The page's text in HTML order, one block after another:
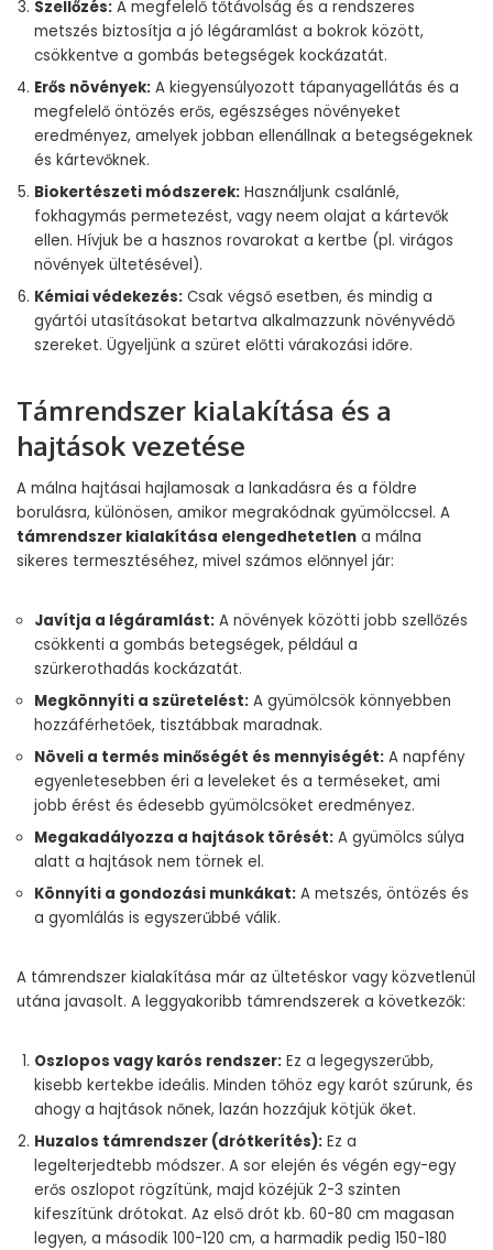
Szellőzés: A megfelelő tőtávolság és a rendszeres
metszés biztosítja a jó légáramlást a bokrok között,
csökkentve a gombás betegségek kockázatát.
Erős növények: A kiegyensúlyozott tápanyagellátás és a
megfelelő öntözés erős, egészséges növényeket
eredményez, amelyek jobban ellenállnak a betegségeknek
és kártevőknek.
Biokertészeti módszerek: Használjunk csalánlé,
fokhagymás permetezést, vagy neem olajat a kártevők
ellen. Hívjuk be a hasznos rovarokat a kertbe (pl. virágos
növények ültetésével).
Kémiai védekezés: Csak végső esetben, és mindig a
gyártói utasításokat betartva alkalmazzunk növényvédő
szereket. Ügyeljünk a szüret előtti várakozási időre.
Támrendszer kialakítása és a
hajtások vezetése
A málna hajtásai hajlamosak a lankadásra és a földre
borulásra, különösen, amikor megrakódnak gyümölccsel. A
támrendszer kialakítása elengedhetetlen a málna
sikeres termesztéséhez, mivel számos előnnyel jár:
Javítja a légáramlást: A növények közötti jobb szellőzés
csökkenti a gombás betegségek, például a
szürkerothadás kockázatát.
Megkönnyíti a szüretelést: A gyümölcsök könnyebben
hozzáférhetőek, tisztábbak maradnak.
Növeli a termés minőségét és mennyiségét: A napfény
egyenletesebben éri a leveleket és a terméseket, ami
jobb érést és édesebb gyümölcsöket eredményez.
Megakadályozza a hajtások törését: A gyümölcs súlya
alatt a hajtások nem törnek el.
Könnyíti a gondozási munkákat: A metszés, öntözés és
a gyomlálás is egyszerűbbé válik.
A támrendszer kialakítása már az ültetéskor vagy közvetlenül
utána javasolt. A leggyakoribb támrendszerek a következők:
Oszlopos vagy karós rendszer: Ez a legegyszerűbb,
kisebb kertekbe ideális. Minden tőhöz egy karót szúrunk, és
ahogy a hajtások nőnek, lazán hozzájuk kötjük őket.
Huzalos támrendszer (drótkerítés): Ez a
legelterjedtebb módszer. A sor elején és végén egy-egy
erős oszlopot rögzítünk, majd közéjük 2-3 szinten
kifeszítünk drótokat. Az első drót kb. 60-80 cm magasan
legyen, a második 100-120 cm, a harmadik pedig 150-180